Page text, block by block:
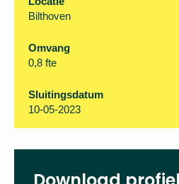
Het Nieuwe Lyceum
Bilthoven
0,8 fte
Sluitingsdatum
10-05-2023